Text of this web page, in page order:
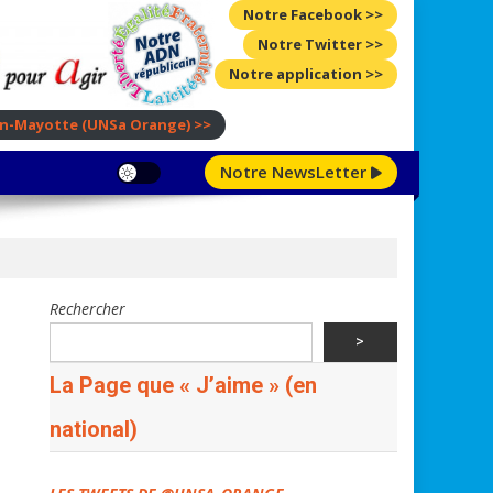
Notre Facebook >>
Notre Twitter >>
Notre application >>
Mayotte (UNSa Orange) >>
Notre NewsLetter
Rechercher
>
La Page que « J’aime » (en
national)